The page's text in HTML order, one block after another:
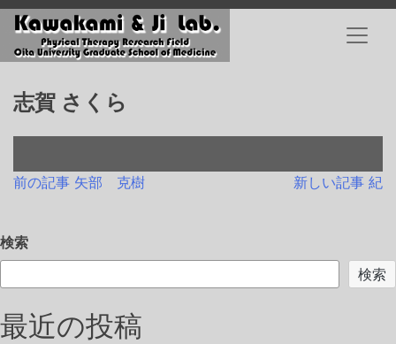
Skip
content
志賀 さくら
投
ナ
ビ
ゲ
前の記事 矢部 克樹 新しい記事 紀
検索
検索
最近の投稿